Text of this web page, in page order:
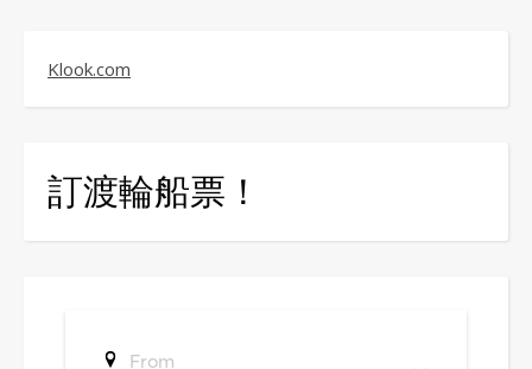
Klook.com
訂渡輪船票！